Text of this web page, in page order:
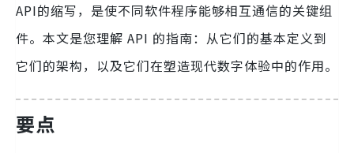
API的缩写，是使不同软件程序能够相互通信的关键组
件。本文是您理解 API 的指南：从它们的基本定义到
它们的架构，以及它们在塑造现代数字体验中的作用。
要点